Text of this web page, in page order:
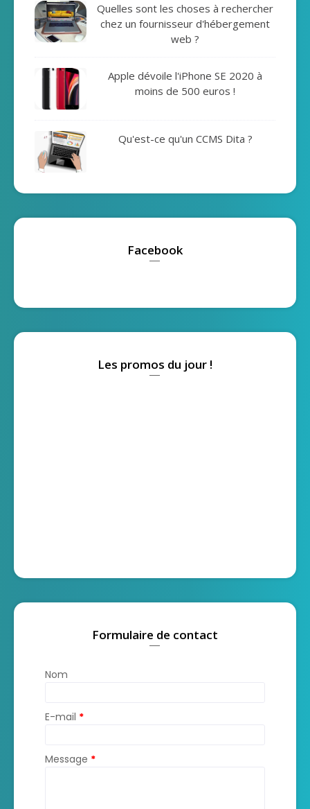
Quelles sont les choses à rechercher
chez un fournisseur d'hébergement
web ?
Apple dévoile l'iPhone SE 2020 à
moins de 500 euros !
Qu'est-ce qu'un CCMS Dita ?
Facebook
Les promos du jour !
Formulaire de contact
Nom
E-mail *
Message *